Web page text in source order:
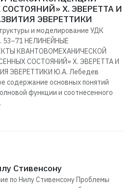
Х. ЭВЕРЕТТА И
ЭВЕРЕТТИКИ
и моделирование УДК
53–71 НЕЛИНЕЙНЫЕ
КВАНТОВОМЕХАНИЧЕСКОЙ
СОСТОЯНИЙ» Х. ЭВЕРЕТТА И
ЭВЕРЕТТИКИ Ю.А. Лебедев
содержание основных понятий
функции и соотнесенного
Стивенсону
по Нилу Стивенсону Проблемы